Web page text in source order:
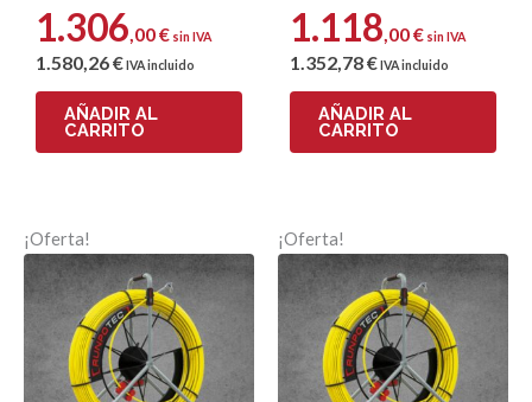
1.306,00€ sin IVA
1.580,26€IVA incluido
AÑADIR AL
CARRITO
1.118,00€ sin IVA
1.352,78€IVA incluido
AÑADIR AL
CARRITO
¡Oferta! ¡Oferta!